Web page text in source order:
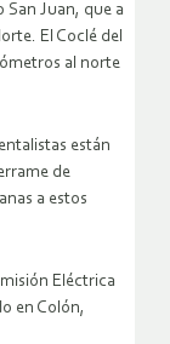
San Juan, que a
El Coclé del
al norte
están
de
a estos
Eléctrica
en Colón,